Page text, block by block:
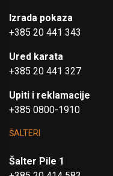
Izrada pokaza
+385 20 441 343
Ured karata
+385 20 441 327
Upiti i reklamacije
+385 0800-1910
ŠALTERI
Šalter Pile 1